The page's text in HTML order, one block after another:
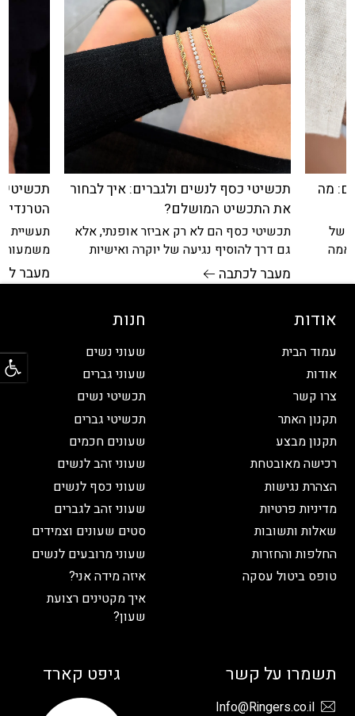
מה
של
תכשיטי כסף לנשים ולגברים: איך לבחור
את התכשיט המושלם?
תכשיטי כסף הם לא רק אביזר אופנתי, אלא
גם דרך להוסיף נגיעה של יוקרה ואישיות
להופעה היומיומית. כיום, השוק מציע
מעבר לכתבה
תעשיית
מותרות
מעבר
אודות
עמוד הבית
אודות
צרו קשר
תקנון האתר
תקנון מבצע
רכישה מאובטחת
הצהרת נגישות
מדיניות פרטיות
שאלות ותשובות
החלפות והחזרות
טופס ביטול עסקה
חנות
שעוני נשים
שעוני גברים
תכשיטי נשים
תכשיטי גברים
שעונים חכמים
שעוני זהב לנשים
שעוני כסף לנשים
שעוני זהב לגברים
סטים שעונים וצמידים
שעוני מרובעים לנשים
איזה מידה אני?
איך מקטינים רצועת
שעון?
תשמרו על קשר
Info@Ringers.co.il
גיפט קארד